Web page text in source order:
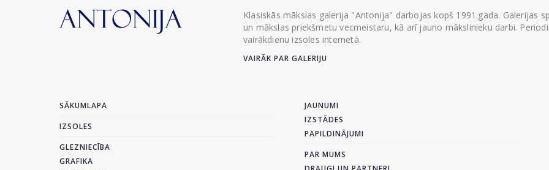
Klasiskās mākslas galerija "Antonija" darbojas kopš 1991.gada. Galerijas
un mākslas priekšmetu vecmeistaru, kā arī jauno mākslinieku darbi.
vairākdienu izsoles internetā.
VAIRĀK PAR GALERIJU
SĀKUMLAPA
IZSOLES
GLEZNIECĪBA
GRAFIKA
JAUNUMI
IZSTĀDES
PAPILDINĀJUMI
PAR MUMS